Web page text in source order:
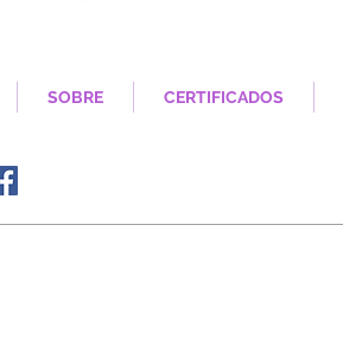
SOBRE CERTIFICADOS